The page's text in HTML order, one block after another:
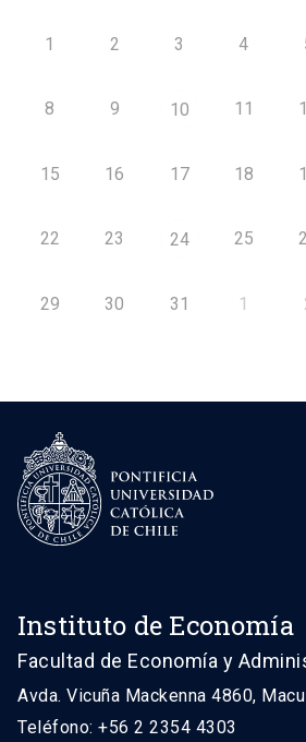
1 2 3 4
8 9 10 11
15 16 17 18
22 23 24 25
29 30 31 1
Instituto de Economía
Facultad de Economía y
Avda. Vicuña Mackenna 4860,
Teléfono: +56 2 2354 4303